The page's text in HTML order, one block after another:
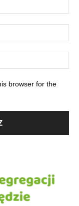
browser for the